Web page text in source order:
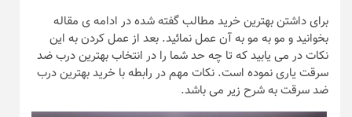
برای داشتن بهترین خرید مطالب گفته شده در ادامه ی مقاله
بخوانید و مو به مو به آن عمل نمائید. بعد از عمل کردن به این
نکات در می یابید که تا چه حد شما را در انتخاب بهترین درب ضد
سرقت یاری نموده است. نکات مهم در رابطه با خرید بهترین درب
ضد سرقت به شرح زیر می باشد.